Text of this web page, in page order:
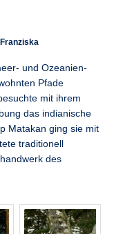
Franziska
und Ozeanien-
Pfade
mit ihrem
das indianische
Matakan ging sie mit
traditionell
des